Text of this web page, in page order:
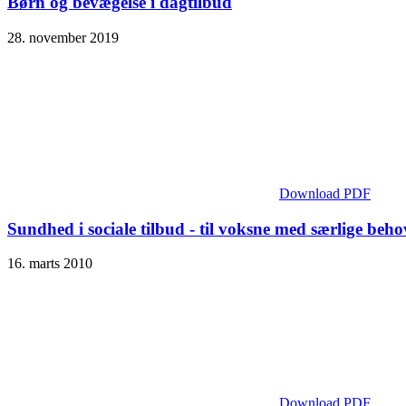
28. november 2019
Download PDF
Sundhed i sociale tilbud - til voksne med særlige
16. marts 2010